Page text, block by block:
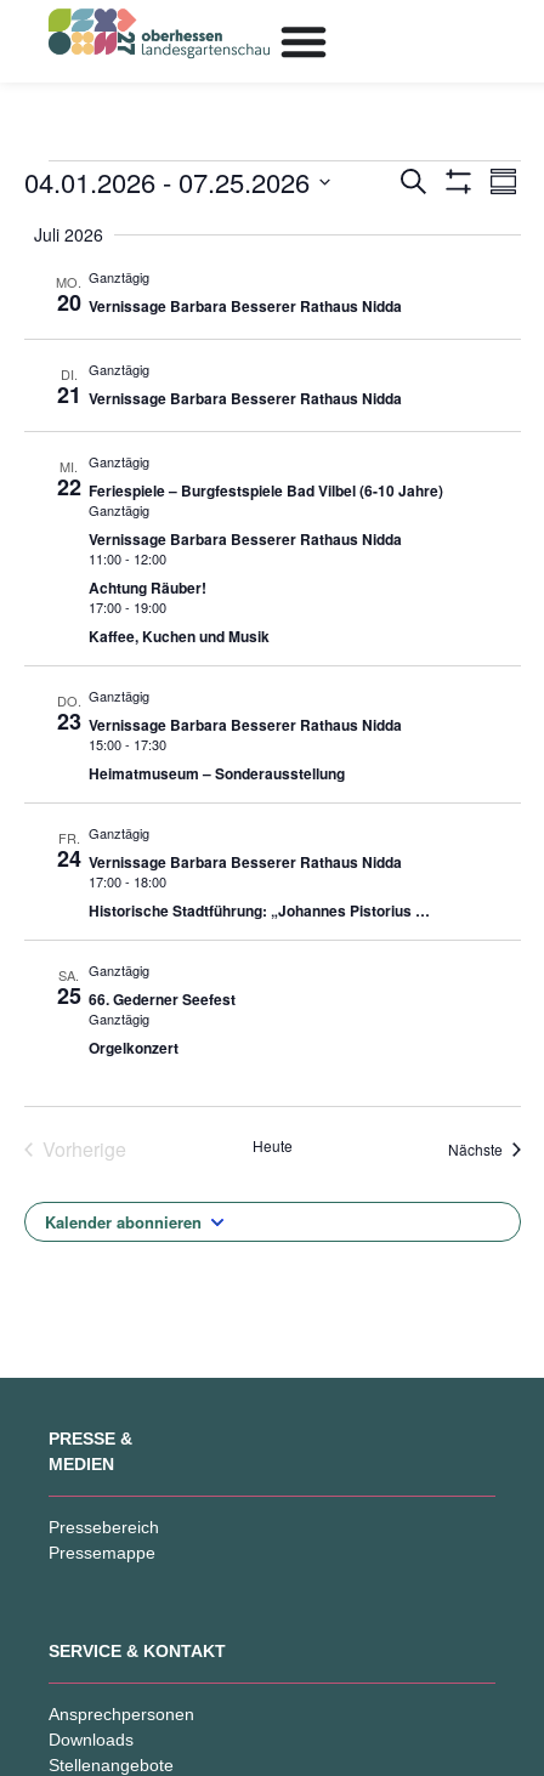
Suche
Suche
04.01.2026 - 07.25.2026
auswählen.
Juli 2026
MO.
20
Ganztägig
Vernissage Barbara Besserer Rathaus Nidda
DI.
21
Ganztägig
Vernissage Barbara Besserer Rathaus Nidda
MI.
22
Ganztägig
Feriespiele – Burgfestspiele Bad Vilbel (6-10 Jahre)
Ganztägig
Vernissage Barbara Besserer Rathaus Nidda
11:00- 12:00
Achtung Räuber!
17:00- 19:00
Kaffee, Kuchen und Musik
DO.
23
Ganztägig
Vernissage Barbara Besserer Rathaus Nidda
15:00- 17:30
Heimatmuseum – Sonderausstellung
FR.
24
Ganztägig
Vernissage Barbara Besserer Rathaus Nidda
17:00- 18:00
Historische Stadtführung: „Johannes Pistorius …
SA.
25
Ganztägig
66. Gederner Seefest
Ganztägig
Orgelkonzert
VorherigeVeranstaltungenHeute Nächste
Kalender abonnieren
PRESSE &
MEDIEN
Pressebereich
Pressemappe
SERVICE & KONTAKT
Ansprechpersonen
Downloads
Stellenangebote